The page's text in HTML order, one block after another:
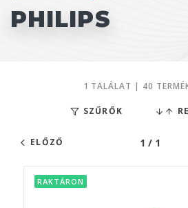
PHILIPS
1 TALÁLAT | 40
SZŰRŐK
ELŐZŐ 1 / 1
RAKTÁRON